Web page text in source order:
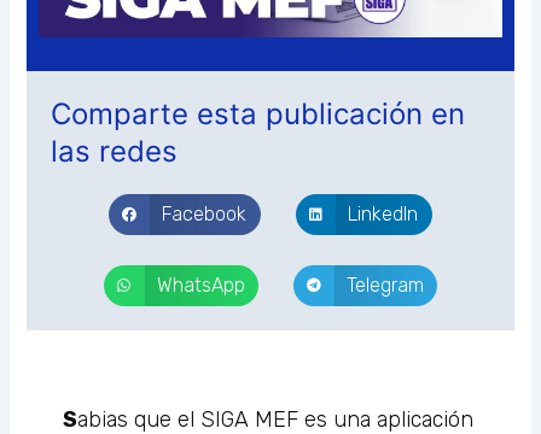
Comparte esta publicación en
las redes
Facebook LinkedIn
WhatsApp Telegram
Sabias que el SIGA MEF es una aplicación